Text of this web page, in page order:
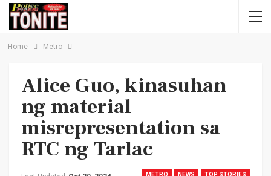
Home Metro
Alice Guo, kinasuhan
ng material
misrepresentation sa
RTC ng Tarlac
METRO NEWS TOP STORIES